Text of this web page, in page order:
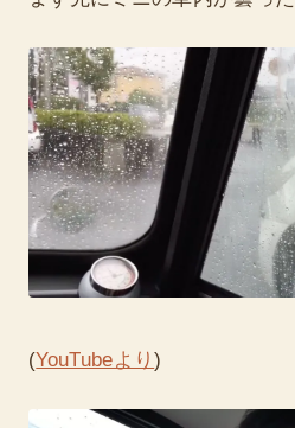
(YouTubeより)